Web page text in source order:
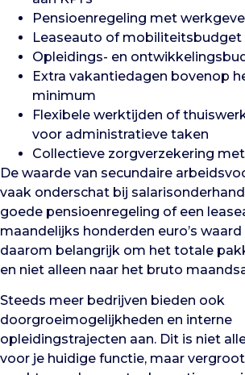
Pensioenregeling met
Leaseauto of mobiliteitsbudget
Opleidings- en
Extra vakantiedagen bovenop
minimum
Flexibele werktijden of
voor administratieve taken
Collectieve zorgverzekering
De waarde van secundaire
vaak onderschat bij
goede pensioenregeling of een
maandelijks honderden euro’s waard
daarom belangrijk om het totale
en niet alleen naar het bruto
Steeds meer bedrijven bieden ook
doorgroeimogelijkheden en interne
opleidingstrajecten aan. Dit is niet
voor je huidige functie, maar